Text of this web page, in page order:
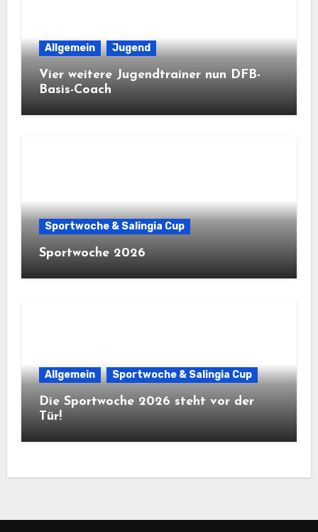
Allgemein Jugend
Vier weitere Jugendtrainer nun DFB-
Basis-Coach
Sportwoche & Salingia Cup
Sportwoche 2026
Allgemein Sportwoche & Salingia Cup
Die Sportwoche 2026 steht vor der
Tür!